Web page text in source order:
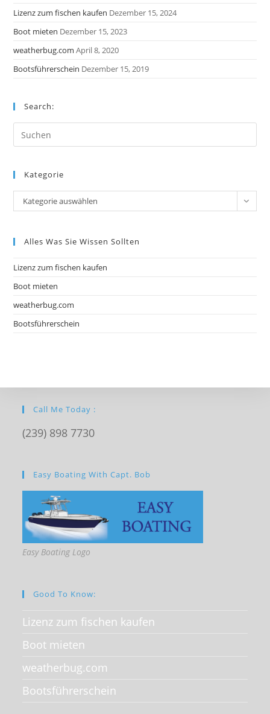
Lizenz zum fischen kaufen Dezember 15, 2024
Boot mieten Dezember 15, 2023
weatherbug.com April 8, 2020
Bootsführerschein Dezember 15, 2019
Search:
Kategorie
Kategorie auswählen
Alles Was Sie Wissen Sollten
Lizenz zum fischen kaufen
Boot mieten
weatherbug.com
Bootsführerschein
Call Me Today :
(239) 898 7730
Easy Boating With Capt. Bob
Easy Boating Logo
Good To Know:
Lizenz zum fischen kaufen
Boot mieten
weatherbug.com
Bootsführerschein